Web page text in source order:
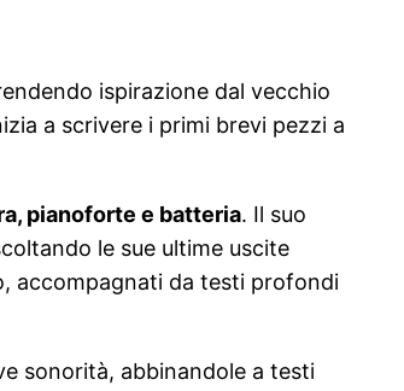
ispirazione dal vecchio
a scrivere i primi brevi pezzi a
pianoforte e batteria. Il suo
le sue ultime uscite
accompagnati da testi profondi
sonorità, abbinandole a testi